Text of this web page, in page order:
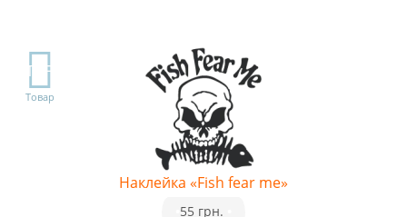
TOP
Товар
Наклейка «Fish fear me»
55 грн.